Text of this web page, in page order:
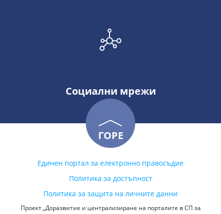
Социални мрежи
ГОРЕ
Единен портал за електронно правосъдие
Политика за достъпност
Политика за защита на личните данни
Проект „Доразвитие и централизиране на порталите в СП за